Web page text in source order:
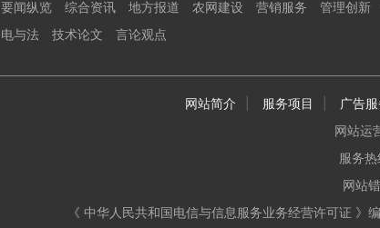
要闻纵览 综合资讯 地方报道 农网建设 营销服务 管理创新
电与法
技术论文 言论观点
网站简介 服务项目 广告
网站运
服务
网站
《 中华人民共和国电信与信息服务业务经营许可证 》编